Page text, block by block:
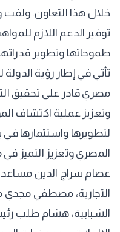
خلال هذا التعاون. ولفت
توفير الدعم اللازم
طموحاتها وتطوير
تأتي في إطار رؤية الدولة
مصري قادر على تحقيق
وتعزيز عملية اكتشاف
لتطويرها واستثمارها
المصري وتعزيز التميز في
عصام سراج الدين مساعد
التجارية، مصطفي مجدي
الشبابية، هشام طلب